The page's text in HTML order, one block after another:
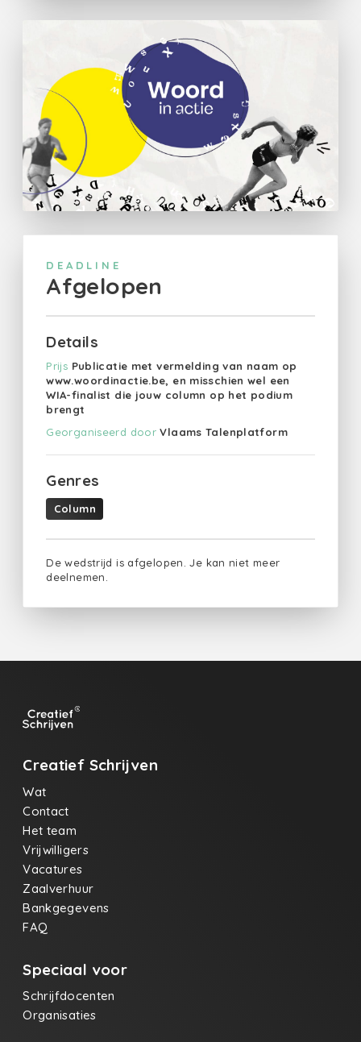
DEADLINE
Afgelopen
Details
Prijs Publicatie met vermelding van naam op
www.woordinactie.be, en misschien wel een
WIA-finalist die jouw column op het podium
brengt
Georganiseerd door Vlaams Talenplatform
Genres
Column
De wedstrijd is afgelopen. Je kan niet meer
deelnemen.
Creatief Schrijven
Wat
Contact
Het team
Vrijwilligers
Vacatures
Zaalverhuur
Bankgegevens
FAQ
Speciaal voor
Schrijfdocenten
Organisaties